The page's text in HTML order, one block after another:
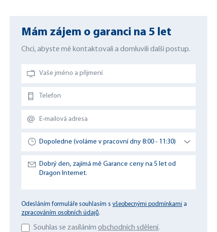
Mám zájem o garanci na 5 let
Chci, abyste mě kontaktovali a domluvili další postup.
Odesláním formuláře souhlasím s všeobecnými podmínkami a
zpracováním osobních údajů.
Souhlas se zasíláním obchodních sdělení.